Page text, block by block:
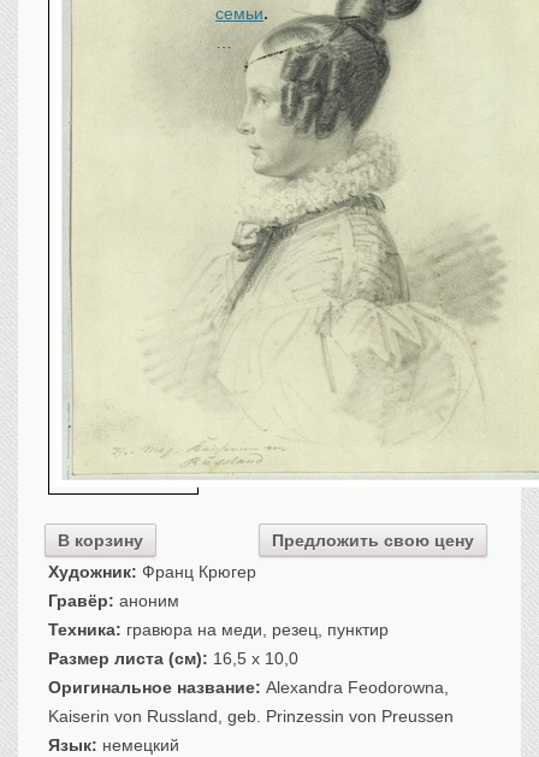
архитектура
атрибутика
экспонаты XVI-XIXв.
Досуг
Разное
В корзину Предложить свою цену
Художник: Франц Крюгер
Гравёр: аноним
Техника: гравюра на меди, резец, пунктир
Размер листа (см): 16,5 x 10,0
Оригинальное название: Alexandra Feodorowna,
Kaiserin von Russland, geb. Prinzessin von Preussen
Язык: немецкий
семьи.